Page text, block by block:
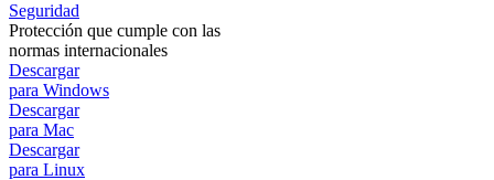
Seguridad
Protección que cumple con las
normas internacionales
Descargar
para Windows
Descargar
para Mac
Descargar
para Linux